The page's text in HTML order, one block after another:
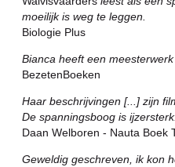
moeilijk is weg te leggen.
Biologie Plus
Bianca heeft een
BezetenBoeken
Haar beschrijvingen [...] zijn
De spanningsboog is ijzersterk.
Daan Welboren - Nauta Boek
Geweldig geschreven, ik kon